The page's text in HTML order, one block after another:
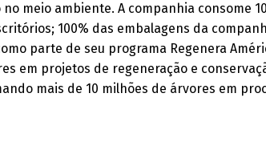
meio ambiente. A companhia consome
100% das embalagens da
parte de seu programa Regenera
em projetos de regeneração e
mais de 10 milhões de árvores em